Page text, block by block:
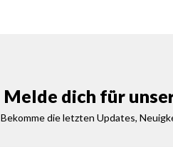
Melde dich für
Bekomme die letzten Updates,